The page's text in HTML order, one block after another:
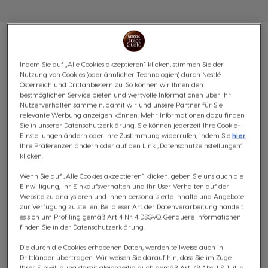
VORTEILSPACK
MILCHKAFFEE - 64 KAPSELN
(1)
KAPSELN:
Entdecke unsere Auswahl an cremigen Milchkaffees!
Unser Milchkaffee Bundle besteht aus jeweils einer
Packung Café au Lait, Cappuccino, Latte Macchiato sowie
Latte Macchiato Caramel und entführt dich in die
vielfältige Welt unserer Milchkaffees. Von schaumig-
leicht bis cremig-zart ist in diesem Bundle alles dabei!
Indem Sie auf „Alle Cookies akzeptieren“ klicken, stimmen Sie der
Nutzung von Cookies (oder ähnlicher Technologien) durch Nestlé
Österreich und Drittanbietern zu. So können wir Ihnen den
bestmöglichen Service bieten und wertvolle Informationen über Ihr
Nutzerverhalten sammeln, damit wir und unsere Partner für Sie
relevante Werbung anzeigen können. Mehr Informationen dazu finden
Sie in unserer Datenschutzerklärung. Sie können jederzeit Ihre Cookie-
Einstellungen ändern oder Ihre Zustimmung widerrufen, indem Siehier
Ihre Präferenzen ändern oder auf den Link „Datenschutzeinstellungen“
klicken.
Wenn Sie auf „Alle Cookies akzeptieren“ klicken, geben Sie uns auch die
Einwilligung, Ihr Einkaufsverhalten und Ihr User Verhalten auf der
Website zu analysieren und Ihnen personalisierte Inhalte und Angebote
zur Verfügung zu stellen. Bei dieser Art der Datenverarbeitung handelt
es sich um Profiling gemäß Art 4 Nr. 4 DSGVO. Genauere Informationen
finden Sie in der Datenschutzerklärung.
Die durch die Cookies erhobenen Daten, werden teilweise auch in
Drittländer übertragen. Wir weisen Sie darauf hin, dass Sie im Zuge